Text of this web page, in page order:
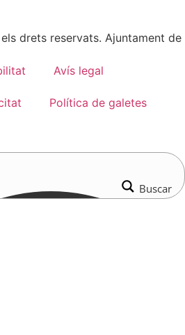
drets reservats. Ajuntament de
Avís legal
Política de galetes
Buscar